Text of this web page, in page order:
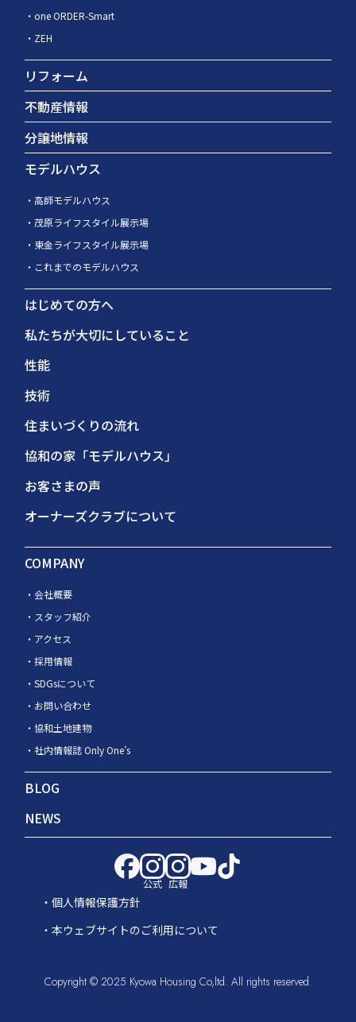
one ORDER-Smart
ZEH
リフォーム
不動産情報
分譲地情報
モデルハウス
高師モデルハウス
茂原ライフスタイル展示場
東金ライフスタイル展示場
これまでのモデルハウス
はじめての方へ
私たちが大切にしていること
性能
技術
住まいづくりの流れ
協和の家「モデルハウス」
お客さまの声
オーナーズクラブについて
COMPANY
会社概要
スタッフ紹介
アクセス
採用情報
SDGsについて
お問い合わせ
協和土地建物
社内情報誌 Only One’s
BLOG
NEWS
公式 広報
個人情報保護方針
本ウェブサイトのご利用について
Copyright © 2025 Kyowa Housing Co,ltd. All rights reserved.